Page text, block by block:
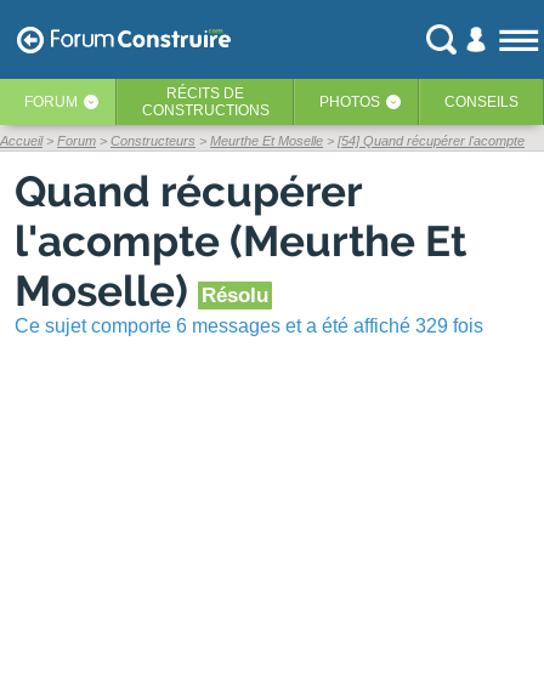
FORUM ‹ RÉCITS DE
CONSTRUCTIONS
PHOTOS ‹ CONSEILS
Accueil Forum Constructeurs Meurthe Et Moselle [54] Quand récupérer l'acompte
Quand récupérer
l'acompte (Meurthe Et
Moselle)
Résolu
Ce sujet comporte 6 messages et a été affiché 329 fois